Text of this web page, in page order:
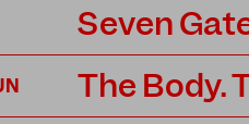
Seven
The Body.